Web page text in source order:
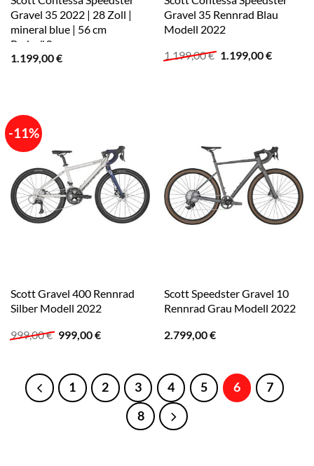
Gravel 35 2022 | 28 Zoll |
mineral blue | 56 cm
Radgröße
1.199,00€
Gravel 35 Rennrad Blau
Modell 2022
1.199,00€ Ursprünglicher
1.199,00€
-11%
Scott Gravel 400 Rennrad
Silber Modell 2022
999,00€ Ursprünglicher
Preis
999,00€Aktueller
Scott Speedster Gravel 10
Rennrad Grau Modell 2022
2.799,00€
1 2 3 4 5 6
7
8